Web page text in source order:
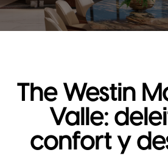
The Westin
Valle:
confort y